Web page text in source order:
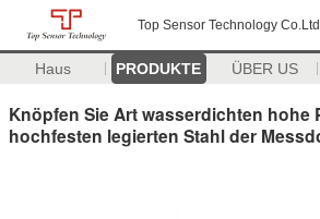
Top Sensor Technology Co.Ltd
Haus PRODUKTE ÜBER US
Knöpfen Sie Art wasserdichten hohe
hochfesten legierten Stahl der